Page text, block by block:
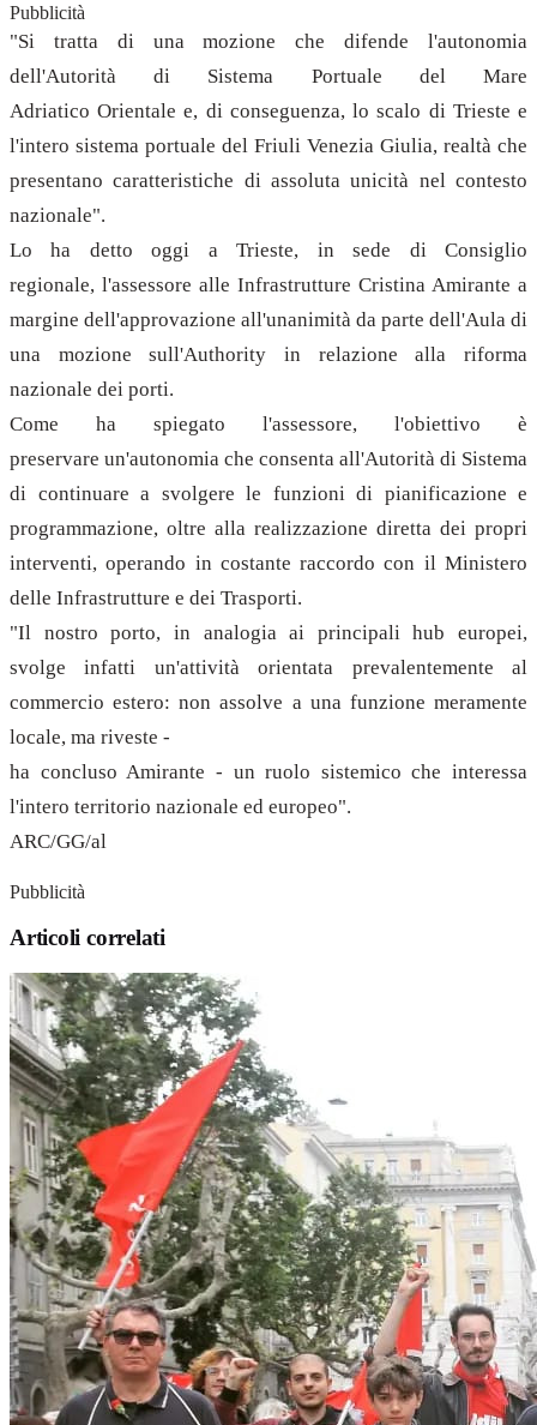
Pubblicità
"Si tratta di una mozione che difende l'autonomia
dell'Autorità di Sistema Portuale del Mare
Adriatico Orientale e, di conseguenza, lo scalo di Trieste e
l'intero sistema portuale del Friuli Venezia Giulia, realtà che
presentano caratteristiche di assoluta unicità nel contesto
nazionale".
Lo ha detto oggi a Trieste, in sede di Consiglio
regionale, l'assessore alle Infrastrutture Cristina Amirante a
margine dell'approvazione all'unanimità da parte dell'Aula di
una mozione sull'Authority in relazione alla riforma
nazionale dei porti.
Come ha spiegato l'assessore, l'obiettivo è
preservare un'autonomia che consenta all'Autorità di Sistema
di continuare a svolgere le funzioni di pianificazione e
programmazione, oltre alla realizzazione diretta dei propri
interventi, operando in costante raccordo con il Ministero
delle Infrastrutture e dei Trasporti.
"Il nostro porto, in analogia ai principali hub europei,
svolge infatti un'attività orientata prevalentemente al
commercio estero: non assolve a una funzione meramente
locale, ma riveste -
ha concluso Amirante - un ruolo sistemico che interessa
l'intero territorio nazionale ed europeo".
ARC/GG/al
Pubblicità
Articoli correlati